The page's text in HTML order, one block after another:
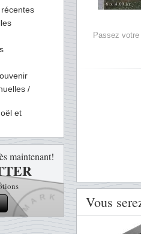
/
et
maintenant!
Passez
Vous